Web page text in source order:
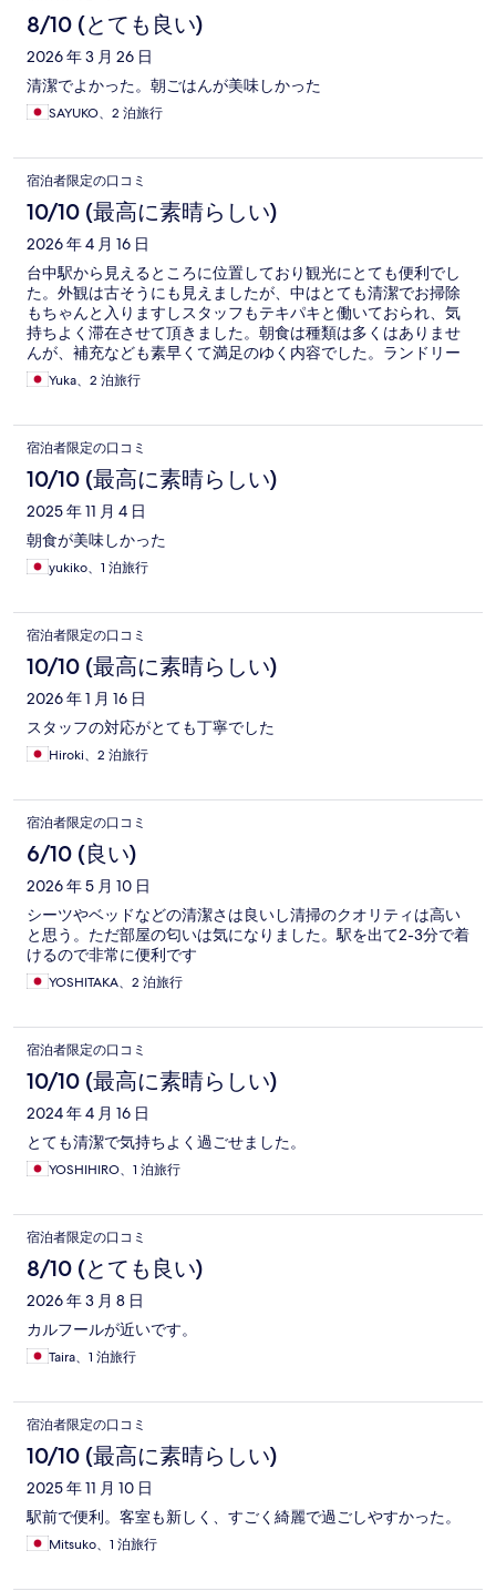
8/10 (とても良い)
2026 年 3 月 26 日
清潔でよかった。朝ごはんが美味しかった
SAYUKO、2 泊旅行
宿泊者限定の口コミ
10/10 (最高に素晴らしい)
2026 年 4 月 16 日
台中駅から見えるところに位置しており観光にとても便利でし
た。外観は古そうにも見えましたが、中はとても清潔でお掃除
もちゃんと入りますしスタッフもテキパキと働いておられ、気
持ちよく滞在させて頂きました。朝食は種類は多くはありませ
んが、補充なども素早くて満足のゆく内容でした。ランドリー
もあり、汗をかく季節でしたので本当に助かりました！
Yuka、2 泊旅行
宿泊者限定の口コミ
10/10 (最高に素晴らしい)
2025 年 11 月 4 日
朝食が美味しかった
yukiko、1 泊旅行
宿泊者限定の口コミ
10/10 (最高に素晴らしい)
2026 年 1 月 16 日
スタッフの対応がとても丁寧でした
Hiroki、2 泊旅行
宿泊者限定の口コミ
6/10 (良い)
2026 年 5 月 10 日
シーツやベッドなどの清潔さは良いし清掃のクオリティは高い
と思う。ただ部屋の匂いは気になりました。駅を出て2-3分で着
けるので非常に便利です
YOSHITAKA、2 泊旅行
宿泊者限定の口コミ
10/10 (最高に素晴らしい)
2024 年 4 月 16 日
とても清潔で気持ちよく過ごせました。
YOSHIHIRO、1 泊旅行
宿泊者限定の口コミ
8/10 (とても良い)
2026 年 3 月 8 日
カルフールが近いです。
Taira、1 泊旅行
宿泊者限定の口コミ
10/10 (最高に素晴らしい)
2025 年 11 月 10 日
駅前で便利。客室も新しく、すごく綺麗で過ごしやすかった。
Mitsuko、1 泊旅行